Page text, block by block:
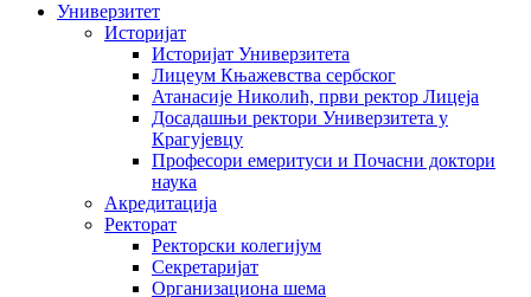
Универзитет
Историјат
Историјат Универзитета
Лицеум Књажевства сербског
Атанасије Николић, први ректор Лицеја
Досадашњи ректори Универзитета у
Крагујевцу
Професори емеритуси и Почасни доктори
наука
Акредитација
Ректорат
Ректорски колегијум
Секретаријат
Организациона шема